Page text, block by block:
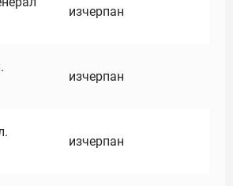
изчерпан
изчерпан
изчерпан